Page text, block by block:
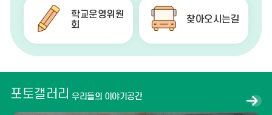
학교운영위원
회
찾아오시는길
포토갤러리 우리들의 이야기공간
포
토